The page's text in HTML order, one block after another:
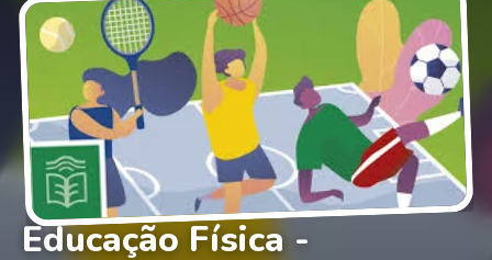
Educação Física -